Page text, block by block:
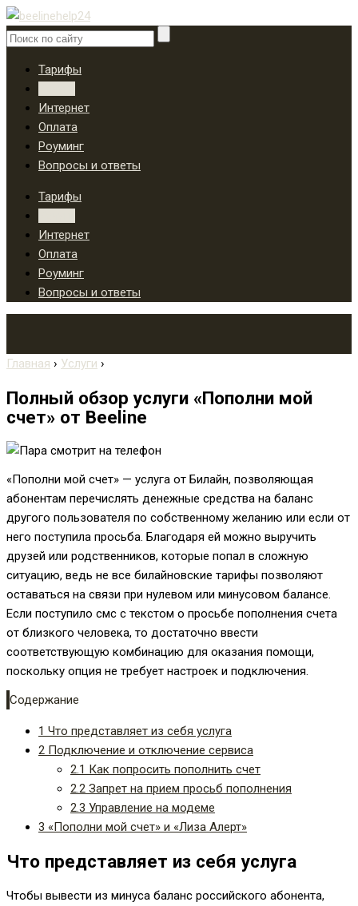
Тарифы
Интернет
Оплата
Роуминг
Вопросы и ответы
Тарифы
Интернет
Оплата
Роуминг
Вопросы и ответы
Главная › Услуги ›
Полный обзор услуги «Пополни мой
счет» от Beeline
«Пополни мой счет» — услуга от Билайн, позволяющая
абонентам перечислять денежные средства на баланс
другого пользователя по собственному желанию или если от
него поступила просьба. Благодаря ей можно выручить
друзей или родственников, которые попал в сложную
ситуацию, ведь не все билайновские тарифы позволяют
оставаться на связи при нулевом или минусовом балансе.
Если поступило смс с текстом о просьбе пополнения счета
от близкого человека, то достаточно ввести
соответствующую комбинацию для оказания помощи,
поскольку опция не требует настроек и подключения.
Содержание
1 Что представляет из себя услуга
2 Подключение и отключение сервиса
2.1 Как попросить пополнить счет
2.2 Запрет на прием просьб пополнения
2.3 Управление на модеме
3 «Пополни мой счет» и «Лиза Алерт»
Что представляет из себя услуга
Чтобы вывести из минуса баланс российского абонента,